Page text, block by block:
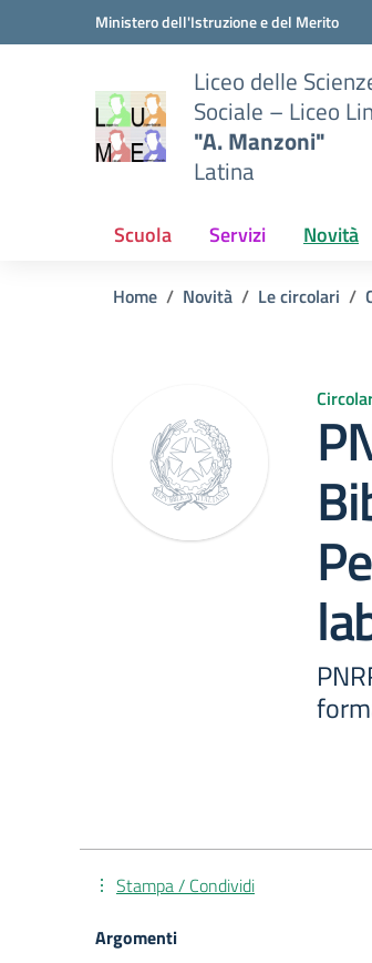
Vai ai contenuti
Vai al menu di navigazioneMinistero dell'Istruzione e del Merito
Liceo delle
Sociale – Liceo
"A. Manzoni"
Latina
Scuola Servizi Novità
Home Novità Le circolari
Stampa / Condividi
Argomenti